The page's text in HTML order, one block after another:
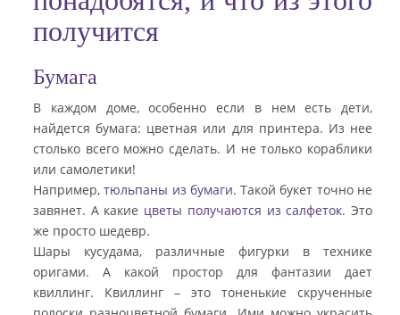
получится
Бумага
В каждом доме, особенно если в нем есть дети,
найдется бумага: цветная или для принтера. Из нее
столько всего можно сделать. И не только кораблики
или самолетики!
Например,тюльпаны из бумаги. Такой букет точно не
завянет. А какие цветы получаются из салфеток. Это
же просто шедевр.
Шары кусудама, различные фигурки в технике
оригами. А какой простор для фантазии дает
квиллинг. Квиллинг – это тоненькие скрученные